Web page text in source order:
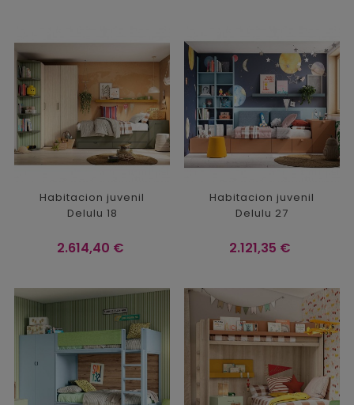
Habitacion juvenil
Delulu 18
Precio
2.614,40 €
Habitacion juvenil
Delulu 27
Precio
2.121,35 €